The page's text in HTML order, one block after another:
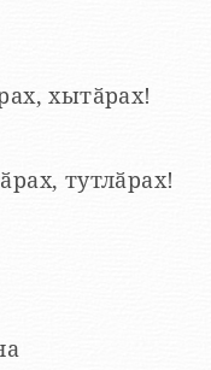
хытӑрах!
тутлӑрах!